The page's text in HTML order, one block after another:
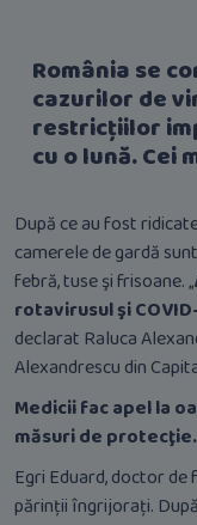
România se
cazurilor de
restricțiilor
cu o lună. Cei
După ce au fost
camerele de gardă
febră, tuse şi frisoane. „
rotavirusul şi
declarat Raluca
Alexandrescu din
Medicii fac apel la
măsuri de protecţie.
Egri Eduard, doctor
părinții îngrijorați.